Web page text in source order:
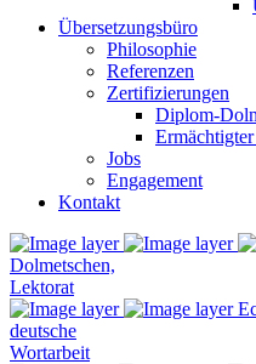
Übersetzungsbüro
Philosophie
Referenzen
Zertifizierungen
Diplom-
Jobs
Engagement
Kontakt
Dolmetschen,
Lektorat
deutsche
Wortarbeit